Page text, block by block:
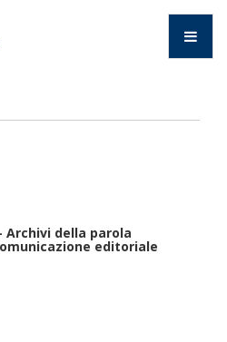
Archivi della parola
editoriale